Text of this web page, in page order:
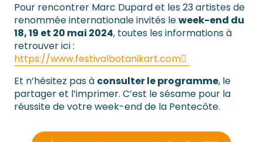
Pour rencontrer Marc Dupard et les 23 artistes de
renommée internationale invités leweek-end du
18, 19 et 20 mai 2024, toutes les informations à
retrouver ici :
https://www.festivalbotanikart.com
Et n’hésitez pas à consulter le programme, le
partager et l’imprimer. C’est le sésame pour la
réussite de votre week-end de la Pentecôte.